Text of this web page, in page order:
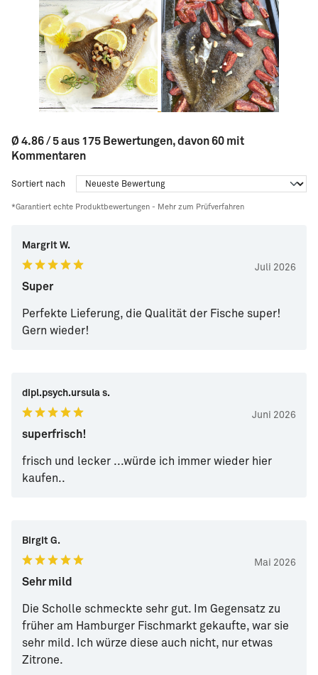
Ø 4.86 / 5 aus 175 Bewertungen, davon 60 mit
Kommentaren
Sortiert nach
*Garantiert echte Produktbewertungen - Mehr zum Prüfverfahren
Margrit W.
Juli 2026
Super
Perfekte Lieferung, die Qualität der Fische super!
Gern wieder!
dipl.psych.ursula s.
Juni 2026
superfrisch!
frisch und lecker ...würde ich immer wieder hier
kaufen..
Birgit G.
Mai 2026
Sehr mild
Die Scholle schmeckte sehr gut. Im Gegensatz zu
früher am Hamburger Fischmarkt gekaufte, war sie
sehr mild. Ich würze diese auch nicht, nur etwas
Zitrone.